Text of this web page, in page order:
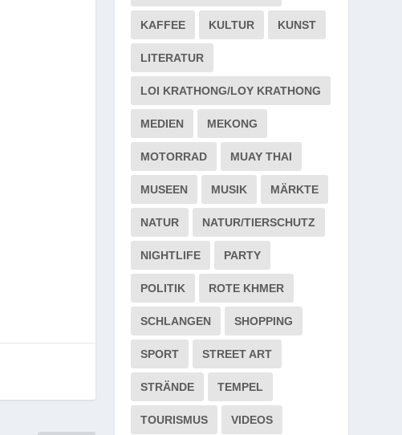
KAFFEE KULTUR KUNST
LITERATUR
LOI KRATHONG/LOY KRATHONG
MEDIEN MEKONG
MOTORRAD MUAY THAI
MUSEEN MUSIK MÄRKTE
NATUR NATUR/TIERSCHUTZ
NIGHTLIFE PARTY
POLITIK ROTE KHMER
SCHLANGEN SHOPPING
SPORT STREET ART
STRÄNDE TEMPEL
TOURISMUS VIDEOS